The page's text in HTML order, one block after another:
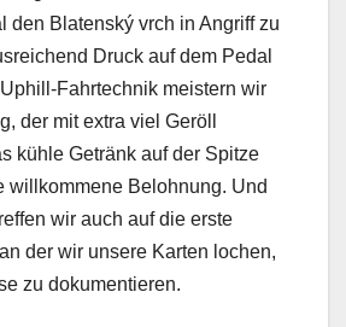
den Blatenský vrch in Angriff zu
Druck auf dem Pedal
Fahrtechnik meistern wir
der mit extra viel Geröll
kühle Getränk auf der Spitze
willkommene Belohnung. Und
wir auch auf die erste
der wir unsere Karten lochen,
zu dokumentieren.